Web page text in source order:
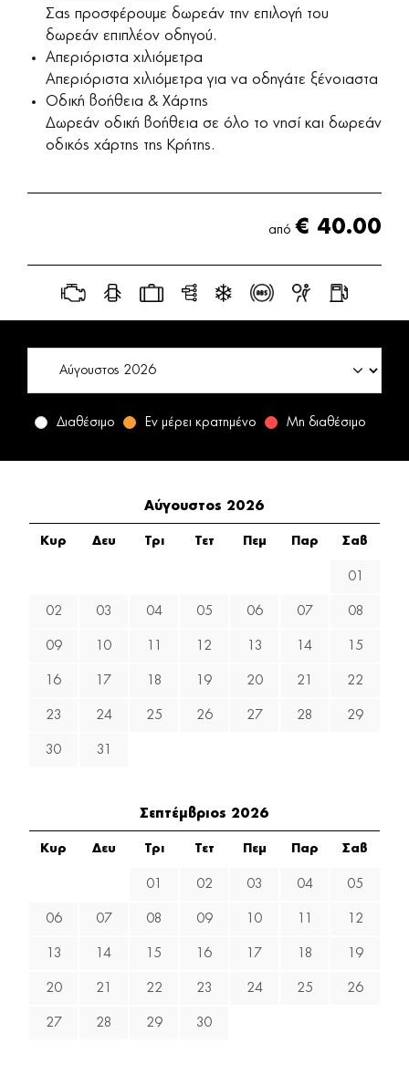
Σας προσφέρουμε δωρεάν την επιλογή του
δωρεάν επιπλέον οδηγού.
Απεριόριστα χιλιόμετρα
Απεριόριστα χιλιόμετρα για να οδηγάτε ξένοιαστα
Οδική βοήθεια & Χάρτης
Δωρεάν οδική βοήθεια σε όλο το νησί και δωρεάν
οδικός χάρτης της Κρήτης.
από € 40.00
Διαθέσιμο Εν μέρει κρατημένο Μη διαθέσιμο
Αύγουστος 2026
Κυρ Δευ Τρι Τετ Πεμ Παρ Σαβ
01
02 03 04 05 06 07 08
09 10 12 13 14 15
16 17 18 19 20 21 22
23 24 25 26 27 28 29
30 31
Σεπτέμβριος 2026
Κυρ Δευ Τρι Τετ Πεμ Παρ Σαβ
01 02 03 04 05
06 07 08 09 10 12
13 14 15 16 17 18 19
20 21 22 23 24 25 26
27 28 29 30